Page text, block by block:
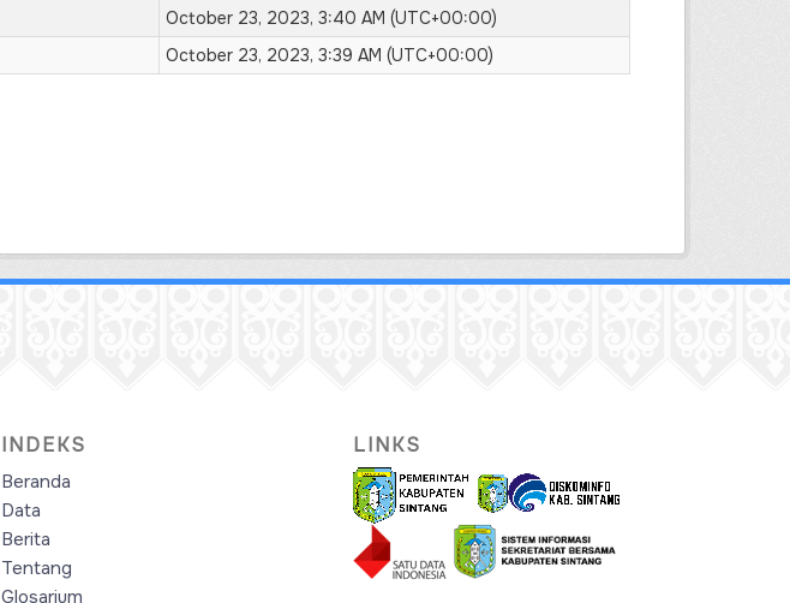
October 23, 2023, 3:40 AM (UTC+00:00)
October 23, 2023, 3:39 AM (UTC+00:00)
INDEKS
Beranda
Data
Berita
Tentang
Glosarium
LINKS